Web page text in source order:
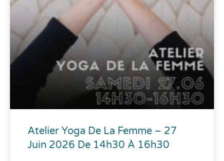
Atelier Yoga De La Femme – 27
Juin 2026 De 14h30 À 16h30